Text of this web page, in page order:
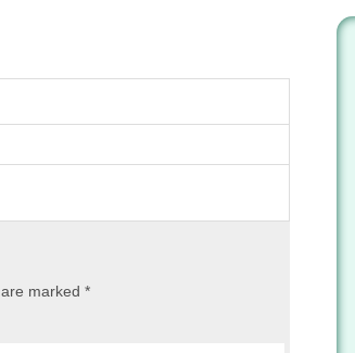
marked *